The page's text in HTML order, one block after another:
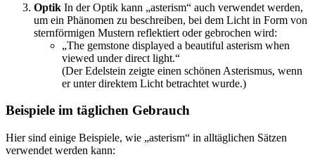
Optik In der Optik kann „asterism“ auch verwendet werden,
um ein Phänomen zu beschreiben, bei dem Licht in Form von
sternförmigen Mustern reflektiert oder gebrochen wird:
„The gemstone displayed a beautiful asterism when
viewed under direct light.“
(Der Edelstein zeigte einen schönen Asterismus, wenn
er unter direktem Licht betrachtet wurde.)
Beispiele im täglichen Gebrauch
Hier sind einige Beispiele, wie „asterism“ in alltäglichen Sätzen
verwendet werden kann: